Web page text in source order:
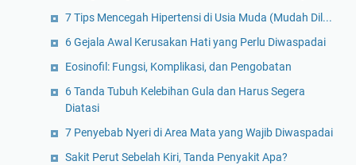
7 Tips Mencegah Hipertensi di Usia Muda (Mudah Dil...
6 Gejala Awal Kerusakan Hati yang Perlu Diwaspadai
Eosinofil: Fungsi, Komplikasi, dan Pengobatan
6 Tanda Tubuh Kelebihan Gula dan Harus Segera
Diatasi
7 Penyebab Nyeri di Area Mata yang Wajib Diwaspadai
Sakit Perut Sebelah Kiri, Tanda Penyakit Apa?